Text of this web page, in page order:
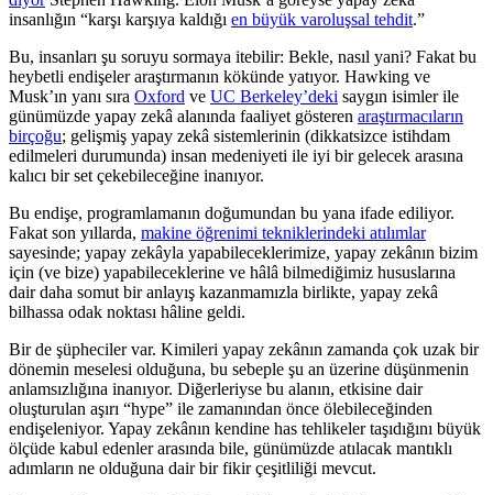
insanlığın “karşı karşıya kaldığı en büyük varoluşsal tehdit.”
Bu, insanları şu soruyu sormaya itebilir: Bekle, nasıl yani? Fakat bu
heybetli endişeler araştırmanın kökünde yatıyor. Hawking ve
Musk’ın yanı sıra Oxford ve UC Berkeley’deki saygın isimler ile
günümüzde yapay zekâ alanında faaliyet gösteren araştırmacıların
birçoğu; gelişmiş yapay zekâ sistemlerinin (dikkatsizce istihdam
edilmeleri durumunda) insan medeniyeti ile iyi bir gelecek arasına
kalıcı bir set çekebileceğine inanıyor.
Bu endişe, programlamanın doğumundan bu yana ifade ediliyor.
Fakat son yıllarda, makine öğrenimi tekniklerindeki atılımlar
sayesinde; yapay zekâyla yapabileceklerimize, yapay zekânın bizim
için (ve bize) yapabileceklerine ve hâlâ bilmediğimiz hususlarına
dair daha somut bir anlayış kazanmamızla birlikte, yapay zekâ
bilhassa odak noktası hâline geldi.
Bir de şüpheciler var. Kimileri yapay zekânın zamanda çok uzak bir
dönemin meselesi olduğuna, bu sebeple şu an üzerine düşünmenin
anlamsızlığına inanıyor. Diğerleriyse bu alanın, etkisine dair
oluşturulan aşırı “hype” ile zamanından önce ölebileceğinden
endişeleniyor. Yapay zekânın kendine has tehlikeler taşıdığını büyük
ölçüde kabul edenler arasında bile, günümüzde atılacak mantıklı
adımların ne olduğuna dair bir fikir çeşitliliği mevcut.